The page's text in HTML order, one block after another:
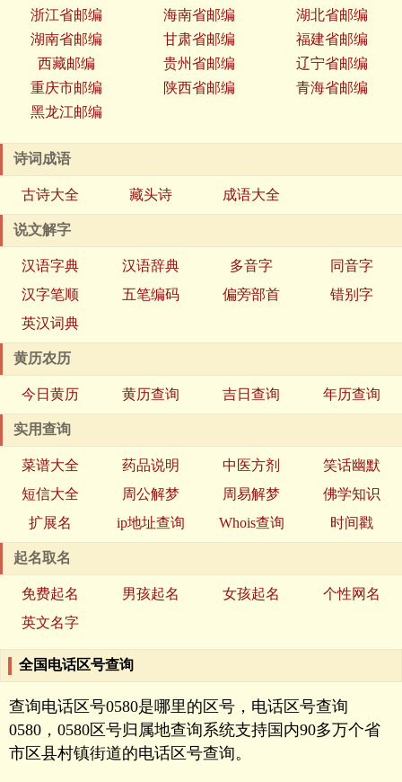
浙江省邮编
海南省邮编
湖北省邮编
湖南省邮编
甘肃省邮编
福建省邮编
西藏邮编
贵州省邮编
辽宁省邮编
重庆市邮编
陕西省邮编
青海省邮编
黑龙江邮编
诗词成语
古诗大全 藏头诗 成语大全
说文解字
汉语字典 汉语辞典 多音字
同音字
汉字笔顺
五笔编码 偏旁部首
错别字
英汉词典
黄历农历
今日黄历 黄历查询 吉日查询 年历查询
实用查询
菜谱大全 药品说明 中医方剂
笑话幽默
短信大全
周公解梦 周易解梦
佛学知识
扩展名
ip地址查询 Whois查询 时间戳
起名取名
免费起名 男孩起名 女孩起名
个性网名
英文名字
全国电话区号查询
查询电话区号0580是哪里的区号，电话区号查询
0580，0580区号归属地查询系统支持国内90多万个省
市区县村镇街道的电话区号查询。